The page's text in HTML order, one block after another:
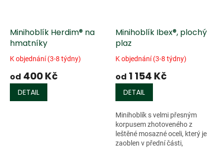
Minihoblík Herdim® na
hmatníky
K objednání (3-8 týdny)
od 400 Kč
DETAIL
Minihoblík Ibex®, plochý
plaz
K objednání (3-8 týdny)
od 1 154 Kč
DETAIL
Minihoblík s velmi přesným
korpusem zhotoveného z
leštěné mosazné oceli, který je
zaoblen v přední části,